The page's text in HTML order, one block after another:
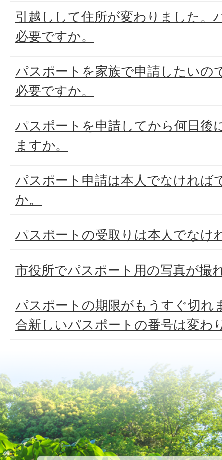
引越しして住所が変わりました。
必要ですか。
パスポートを家族で申請したいの
必要ですか。
パスポートを申請してから何日後
ますか。
パスポート申請は本人でなければ
か。
パスポートの受取りは本人でなけ
市役所でパスポート用の写真が撮
パスポートの期限がもうすぐ切れ
合新しいパスポートの番号は変わ